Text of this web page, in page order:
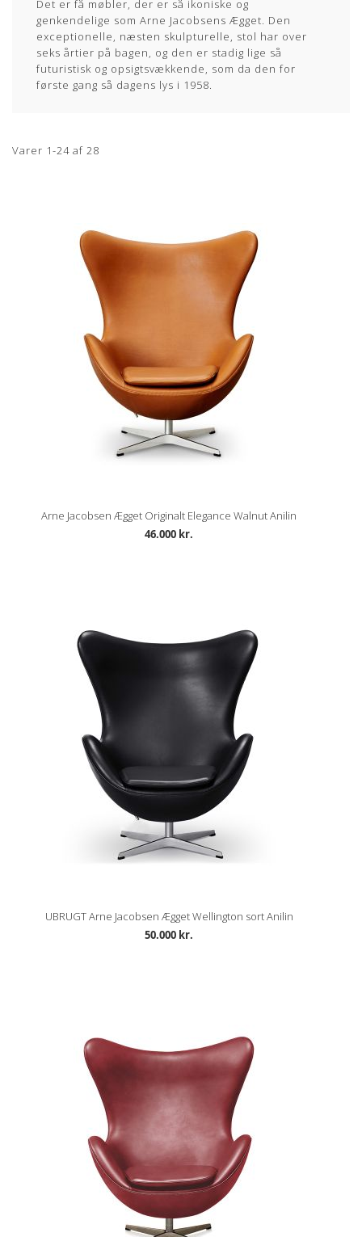
Det er få møbler, der er så ikoniske og
genkendelige som Arne Jacobsens Ægget. Den
exceptionelle, næsten skulpturelle, stol har over
seks årtier på bagen, og den er stadig lige så
futuristisk og opsigtsvækkende, som da den for
første gang så dagens lys i 1958.
Varer 1-24 af 28
Arne Jacobsen Ægget Originalt Elegance Walnut Anilin
46.000 kr.
UBRUGT Arne Jacobsen Ægget Wellington sort Anilin
50.000 kr.